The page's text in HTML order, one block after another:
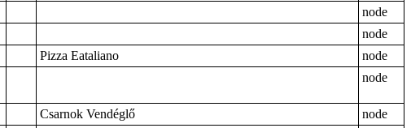
node
node
Pizza Eataliano
node
node
Csarnok Vendéglő
node